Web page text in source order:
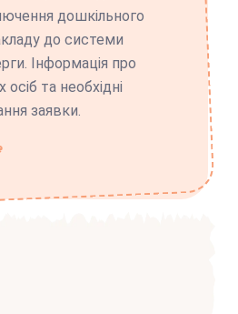
дошкільного
до системи
Інформація про
та необхідні
заявки.